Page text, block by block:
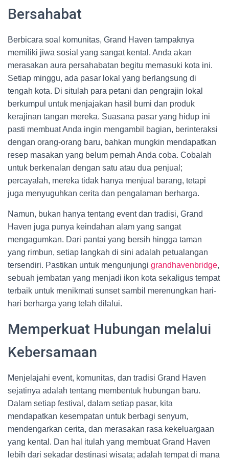
Bersahabat
Berbicara soal komunitas, Grand Haven tampaknya
memiliki jiwa sosial yang sangat kental. Anda akan
merasakan aura persahabatan begitu memasuki kota ini.
Setiap minggu, ada pasar lokal yang berlangsung di
tengah kota. Di situlah para petani dan pengrajin lokal
berkumpul untuk menjajakan hasil bumi dan produk
kerajinan tangan mereka. Suasana pasar yang hidup ini
pasti membuat Anda ingin mengambil bagian, berinteraksi
dengan orang-orang baru, bahkan mungkin mendapatkan
resep masakan yang belum pernah Anda coba. Cobalah
untuk berkenalan dengan satu atau dua penjual;
percayalah, mereka tidak hanya menjual barang, tetapi
juga menyuguhkan cerita dan pengalaman berharga.
Namun, bukan hanya tentang event dan tradisi, Grand
Haven juga punya keindahan alam yang sangat
mengagumkan. Dari pantai yang bersih hingga taman
yang rimbun, setiap langkah di sini adalah petualangan
tersendiri. Pastikan untuk mengunjungi grandhavenbridge,
sebuah jembatan yang menjadi ikon kota sekaligus tempat
terbaik untuk menikmati sunset sambil merenungkan hari-
hari berharga yang telah dilalui.
Memperkuat Hubungan melalui
Kebersamaan
Menjelajahi event, komunitas, dan tradisi Grand Haven
sejatinya adalah tentang membentuk hubungan baru.
Dalam setiap festival, dalam setiap pasar, kita
mendapatkan kesempatan untuk berbagi senyum,
mendengarkan cerita, dan merasakan rasa kekeluargaan
yang kental. Dan hal itulah yang membuat Grand Haven
lebih dari sekadar destinasi wisata; adalah tempat di mana